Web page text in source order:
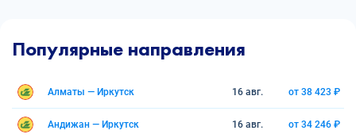
Популярные направления
Алматы — Иркутск 16 авг. от 38 423 ₽
Андижан — Иркутск 16 авг. от 34 246 ₽